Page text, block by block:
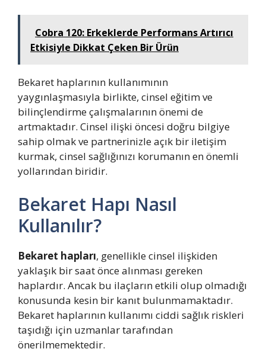
Cobra 120: Erkeklerde Performans Artırıcı
Etkisiyle Dikkat Çeken Bir Ürün
Bekaret haplarının kullanımının
yaygınlaşmasıyla birlikte, cinsel eğitim ve
bilinçlendirme çalışmalarının önemi de
artmaktadır. Cinsel ilişki öncesi doğru bilgiye
sahip olmak ve partnerinizle açık bir iletişim
kurmak, cinsel sağlığınızı korumanın en önemli
yollarından biridir.
Bekaret Hapı Nasıl
Kullanılır?
Bekaret hapları, genellikle cinsel ilişkiden
yaklaşık bir saat önce alınması gereken
haplardır. Ancak bu ilaçların etkili olup olmadığı
konusunda kesin bir kanıt bulunmamaktadır.
Bekaret haplarının kullanımı ciddi sağlık riskleri
taşıdığı için uzmanlar tarafından
önerilmemektedir.